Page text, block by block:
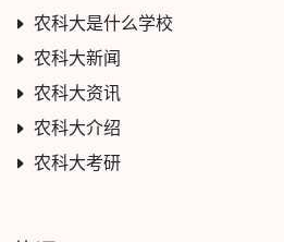
农科大是什么学校
农科大新闻
农科大资讯
农科大介绍
农科大考研